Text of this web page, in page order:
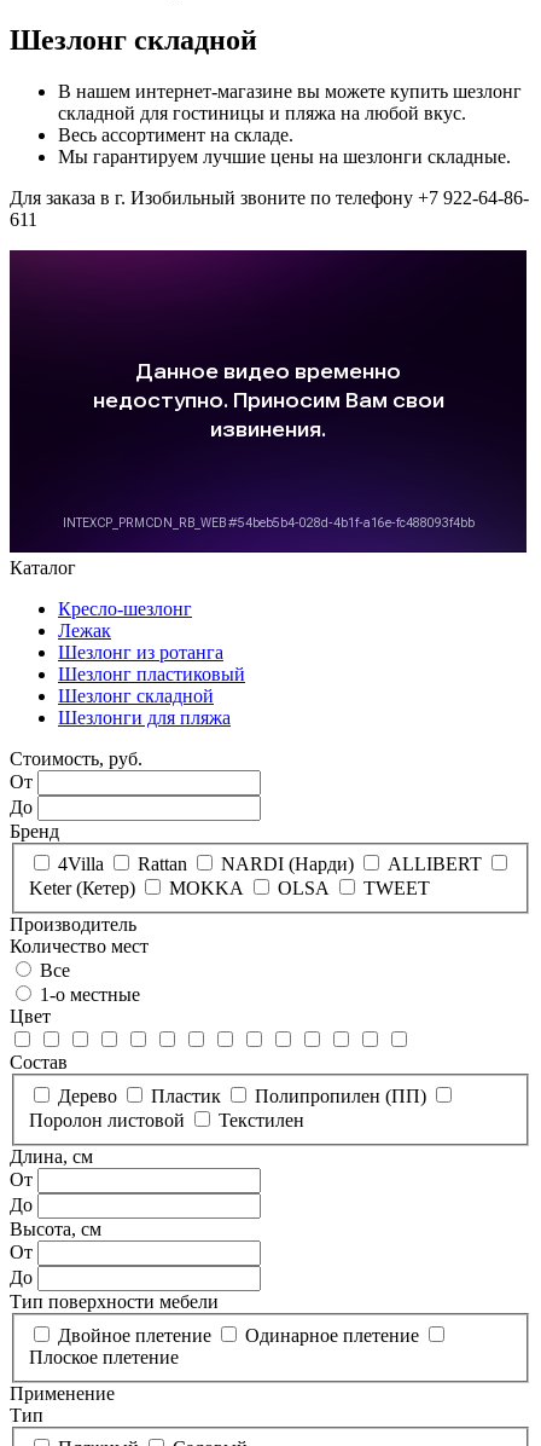
Шезлонг складной
В нашем интернет-магазине вы можете купить шезлонг
складной для гостиницы и пляжа на любой вкус.
Весь ассортимент на складе.
Мы гарантируем лучшие цены на шезлонги складные.
Для заказа в г. Изобильный звоните по телефону +7 922-64-86-
611
Каталог
Кресло-шезлонг
Лежак
Шезлонг из ротанга
Шезлонг пластиковый
Шезлонг складной
Шезлонги для пляжа
Стоимость, руб.
От
До
Бренд
4Villa
Rattan NARDI (Нарди)
ALLIBERT
Keter (Кетер)
MOKKA OLSA
TWEET
Производитель
Количество мест
Все
1-о местные
Цвет
Состав
Дерево
Пластик
Полипропилен (ПП)
Поролон листовой
Текстилен
Длина, см
От
До
Высота, см
От
До
Тип поверхности мебели
Двойное плетение
Одинарное плетение
Плоское плетение
Применение
Тип